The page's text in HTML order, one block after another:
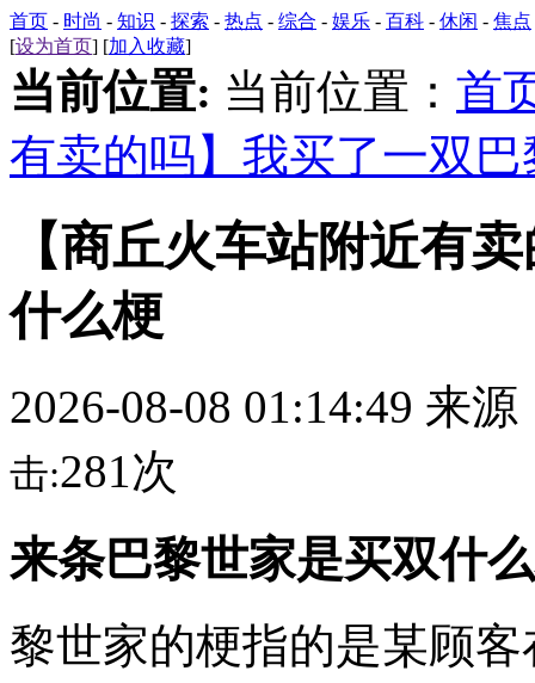
首页 - 时尚 - 知识 - 探索 - 热点 - 综合 - 娱乐 - 百科 - 休闲 - 焦点
[设为首页] [加入收藏]
当前位置: 当前位置： 首
有卖的吗】我买了一双
【商丘火车站附近有
什么梗
2026-08-08 01:14:49 来源
击:281次
来条巴黎世家是买双什
黎世家的梗指的是某顾